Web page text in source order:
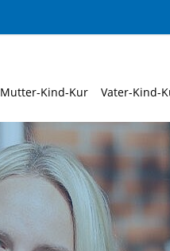
Mutter-Kind-Kur Vater-Kind-